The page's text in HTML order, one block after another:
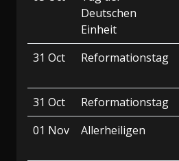
Deutschen
Einheit
31 Oct
Reformationstag
31 Oct
Reformationstag
01 Nov
Allerheiligen